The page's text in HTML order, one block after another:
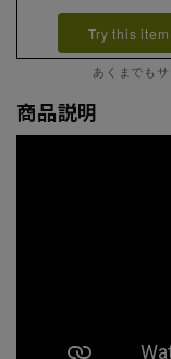
Try this
あくまでも
商品説明